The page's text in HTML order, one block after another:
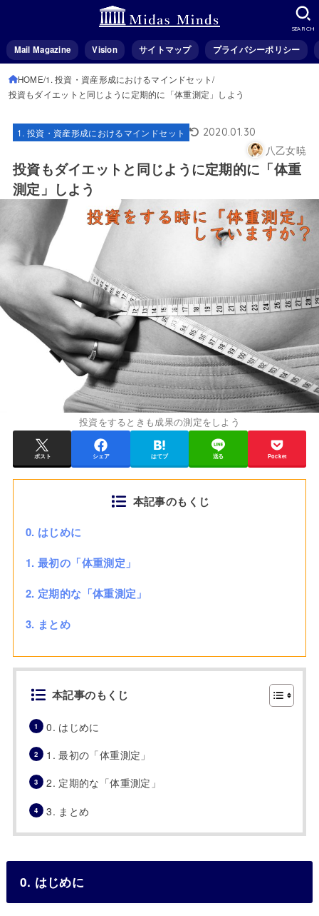
Mail Magazine Vision サイトマップ プライバシーポリシー
SEARCH
HOME 1. 投資・資産形成におけるマインドセット
投資もダイエットと同じように定期的に「体重測定」しよう
1. 投資・資産形成におけるマインドセット 2020.01.30
八乙女暁
投資もダイエットと同じように定期的に「体重
測定」しよう
投資をするときも成果の測定をしよう
ポスト シェア はてブ 送る Pocket
本記事のもくじ
0. はじめに
1. 最初の「体重測定」
2. 定期的な「体重測定」
3. まとめ
本記事のもくじ
0. はじめに
1. 最初の「体重測定」
2. 定期的な「体重測定」
3. まとめ
0. はじめに